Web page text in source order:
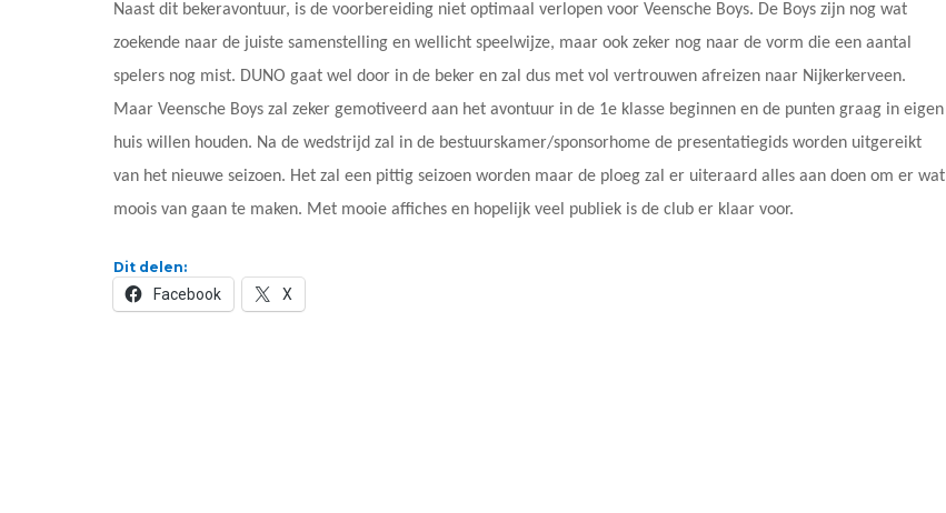
Naast dit bekeravontuur, is de voorbereiding niet optimaal verlopen voor Veensche Boys. De Boys zijn nog wat
zoekende naar de juiste samenstelling en wellicht speelwijze, maar ook zeker nog naar de vorm die een aantal
spelers nog mist. DUNO gaat wel door in de beker en zal dus met vol vertrouwen afreizen naar Nijkerkerveen.
Maar Veensche Boys zal zeker gemotiveerd aan het avontuur in de 1e klasse beginnen en de punten graag in eigen
huis willen houden. Na de wedstrijd zal in de bestuurskamer/sponsorhome de presentatiegids worden uitgereikt
van het nieuwe seizoen. Het zal een pittig seizoen worden maar de ploeg zal er uiteraard alles aan doen om er wat
moois van gaan te maken. Met mooie affiches en hopelijk veel publiek is de club er klaar voor.
Dit delen:
Facebook X